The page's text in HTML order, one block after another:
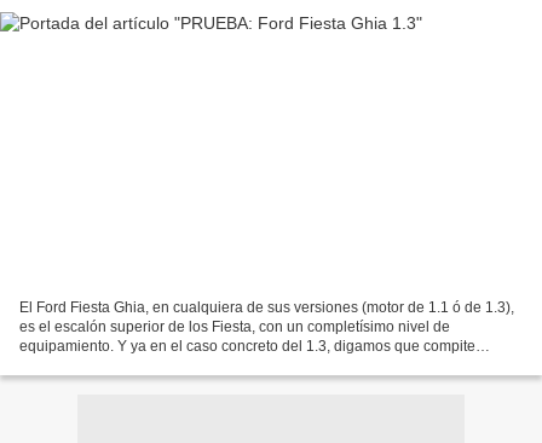
El Ford Fiesta Ghia, en cualquiera de sus versiones (motor de 1.1 ó de 1.3),
es el escalón superior de los Fiesta, con un completísimo nivel de
equipamiento. Y ya en el caso concreto del 1.3, digamos que compite